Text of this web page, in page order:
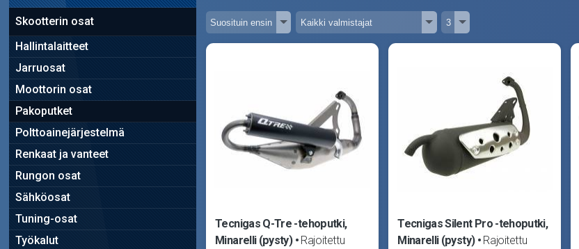
Skootterin osat
Hallintalaitteet
Jarruosat
Moottorin osat
Pakoputket
Polttoainejärjestelmä
Renkaat ja vanteet
Rungon osat
Sähköosat
Tuning-osat
Työkalut
Tecnigas Q-Tre -tehoputki,
Minarelli (pysty)
Rajoitettu
Tecnigas Silent Pro -tehoputki,
Minarelli (pysty)
Rajoitettu